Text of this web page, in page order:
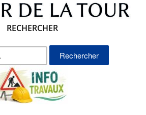
RECHERCHER
Rechercher :